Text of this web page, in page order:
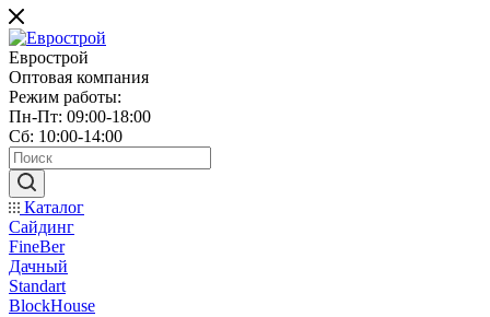
Еврострой
Оптовая компания
Режим работы:
Пн-Пт: 09:00-18:00
Сб: 10:00-14:00
Каталог
Сайдинг
FineBer
Дачный
Standart
BlockHouse